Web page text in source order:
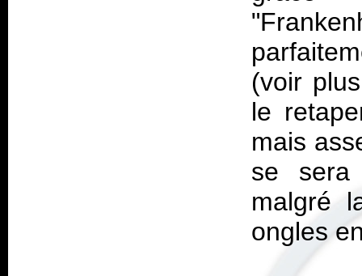
(voir
le
mais
se sera
malgré
ongles